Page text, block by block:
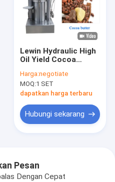
Lewin Hydraulic High
Oil Yield Cocoa
Minyak Cacao Butter
Harga:negotiate
MOQ:1 SET
dapatkan harga terbaru
Hubungi sekarang
Pesan
Dengan Cepat